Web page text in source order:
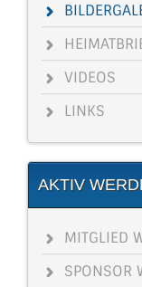
VIDEOS
LINKS
AKTIV
MITGLIED
SPONSOR